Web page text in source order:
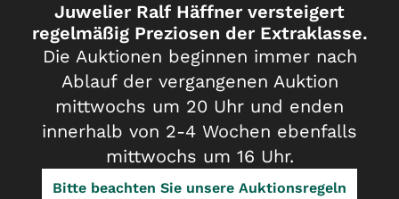
Juwelier Ralf Häffner versteigert
regelmäßig Preziosen der Extraklasse.
Die Auktionen beginnen immer nach
Ablauf der vergangenen Auktion
mittwochs um 20 Uhr und enden
innerhalb von 2-4 Wochen ebenfalls
mittwochs um 16 Uhr.
Bitte beachten Sie unsere Auktionsregeln